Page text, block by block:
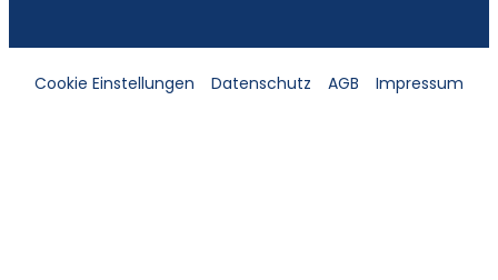
Cookie Einstellungen Datenschutz AGB Impressum